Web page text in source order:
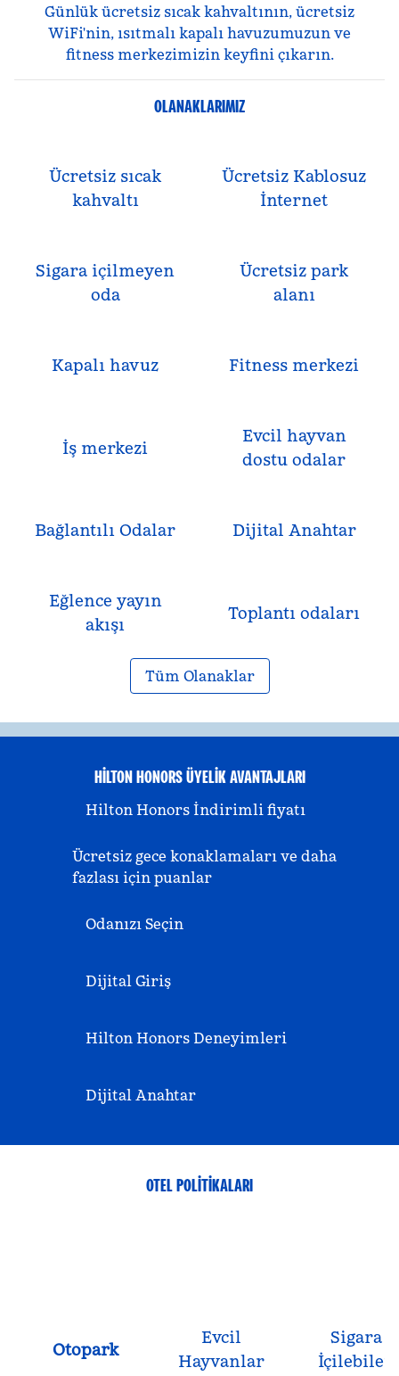
Günlük ücretsiz sıcak kahvaltının, ücretsiz
WiFi'nin, ısıtmalı kapalı havuzumuzun ve
fitness merkezimizin keyfini çıkarın.
OLANAKLARIMIZ
Ücretsiz sıcak
kahvaltı
Ücretsiz Kablosuz
İnternet
Sigara içilmeyen
oda
Ücretsiz park
alanı
Kapalı havuz Fitness merkezi
İş merkezi
Evcil hayvan
dostu odalar
Bağlantılı Odalar Dijital Anahtar
Eğlence yayın
akışı
Toplantı odaları
Tüm Olanaklar
HILTON HONORS ÜYELIK AVANTAJLARI
Hilton Honors İndirimli fiyatı
Ücretsiz gece konaklamaları ve daha
fazlası için puanlar
Odanızı Seçin
Dijital Giriş
Hilton Honors Deneyimleri
Dijital Anahtar
OTEL POLITIKALARI
Otopark
Evcil
Hayvanlar
Sigara
İçilebilen